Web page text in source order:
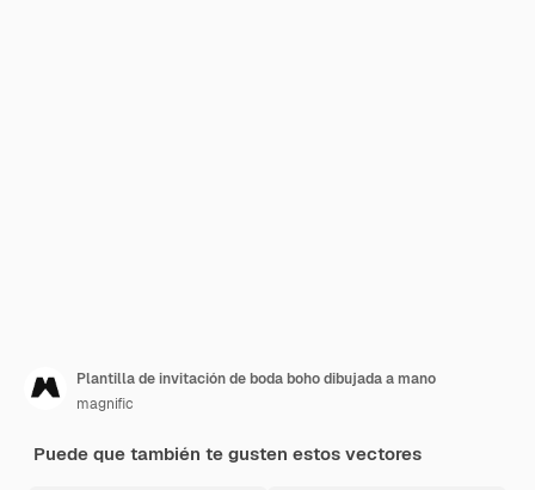
Plantilla de invitación de boda boho dibujada a mano
magnific
Puede que también te gusten estos vectores